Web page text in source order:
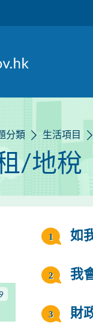
分類 生活項目
/地稅
如
我
財